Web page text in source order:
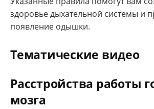
здоровье дыхательной системы и
появление одышки.
Тематические видео
Расстройства работы
мозга